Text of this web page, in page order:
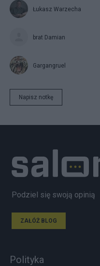
Łukasz Warzecha
brat Damian
Gargangruel
Napisz notkę
Podziel się swoją opinią
ZAŁÓŻ BLOG
Polityka